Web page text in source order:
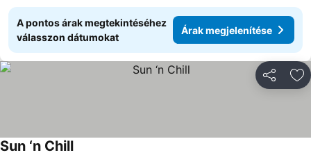
A pontos árak megtekintéséhez
válasszon dátumokat
Árak megjelenítése
Sun ‘n Chill